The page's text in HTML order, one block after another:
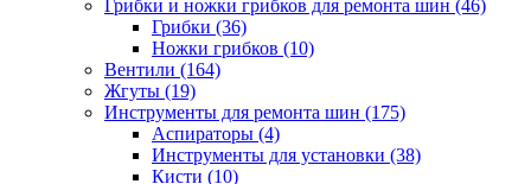
Грибки и ножки грибков для ремонта шин (46)
Грибки (36)
Ножки грибков (10)
Вентили (164)
Жгуты (19)
Инструменты для ремонта шин (175)
Аспираторы (4)
Инструменты для установки (38)
Кисти (10)